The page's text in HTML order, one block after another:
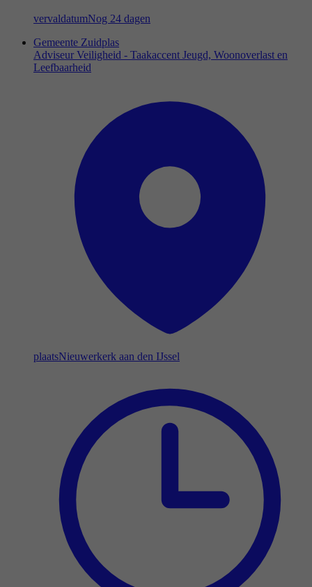
vervaldatumNog 24 dagen
Gemeente Zuidplas
Adviseur Veiligheid - Taakaccent Jeugd, Woonoverlast en
Leefbaarheid
plaatsNieuwerkerk aan den IJssel